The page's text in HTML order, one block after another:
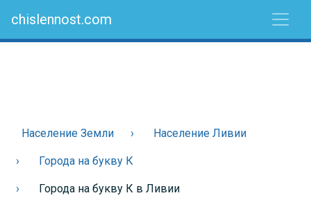
chislennost.com
Население Земли Население Ливии
Города на букву К
Города на букву К в Ливии